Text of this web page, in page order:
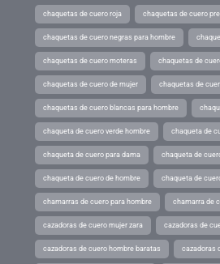
chaquetas de cuero roja chaquetas de cuero
chaquetas de cuero negras para hombre
chaquetas de cuero moteras chaquetas de
chaquetas de cuero de mujer chaquetas de
chaquetas de cuero blancas para hombre
chaqueta de cuero verde hombre chaqueta de
chaqueta de cuero para dama chaqueta de
chaqueta de cuero de hombre chaqueta de
chamarras de cuero para hombre chamarra de
cazadoras de cuero mujer zara cazadoras de
cazadoras de cuero hombre baratas cazadoras